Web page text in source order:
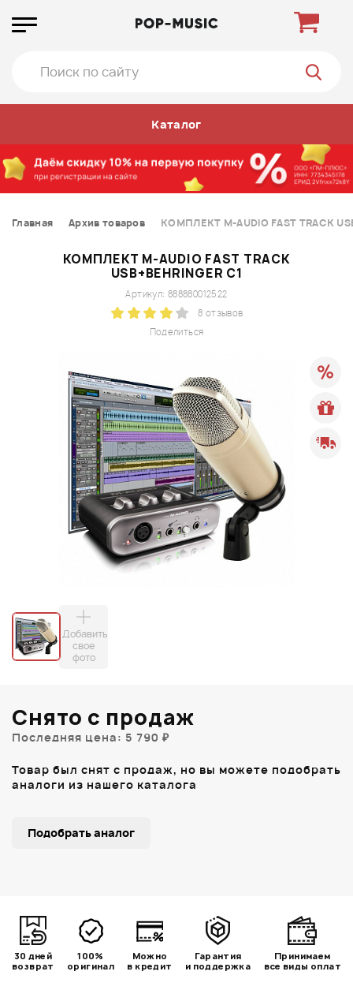
Каталог
Главная Архив товаров КОМПЛЕКТ M-AUDIO FAST TRACK
КОМПЛЕКТ M-AUDIO FAST TRACK
USB+BEHRINGER C1
Поделиться
Артикул: 888880012522
8 отзывов
Добавить
свое
фото
Снято с продаж
Последняя цена: 5 790 ₽
Товар был снят с продаж, но вы можете подобрать
аналоги из нашего каталога
Подобрать аналог
30 дней
возврат
100%
оригинал
Можно
в кредит
Гарантия
и поддержка
Принимаем
все виды оплат